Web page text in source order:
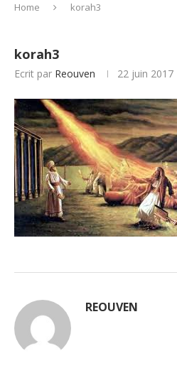
Home korah3
korah3
Ecrit par Reouven 22 juin 2017
REOUVEN